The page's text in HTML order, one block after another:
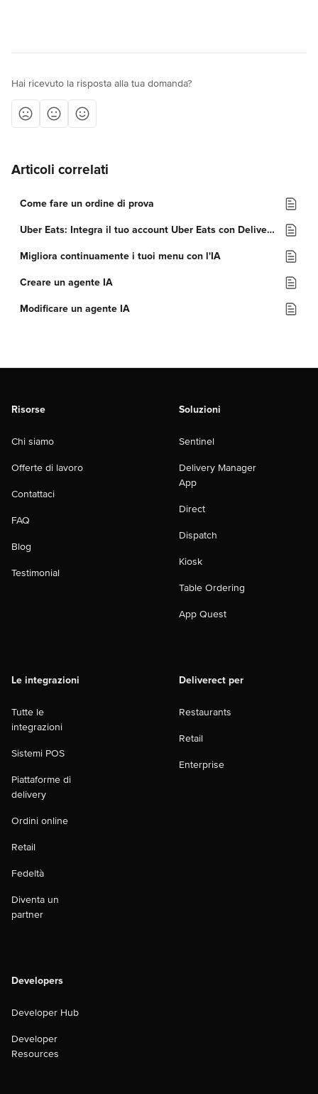
Hai ricevuto la risposta alla tua domanda?
Articoli correlati
Come fare un ordine di prova
Uber Eats: Integra il tuo account Uber Eats con Deliverect
Migliora continuamente i tuoi menu con l'IA
Creare un agente IA
Modificare un agente IA
Risorse
Chi siamo
Offerte di lavoro
Contattaci
FAQ
Blog
Testimonial
Soluzioni
Sentinel
Delivery Manager
App
Direct
Dispatch
Kiosk
Table Ordering
App Quest
Le integrazioni
Tutte le
integrazioni
Sistemi POS
Piattaforme di
delivery
Ordini online
Retail
Fedeltà
Diventa un
partner
Deliverect per
Restaurants
Retail
Enterprise
Developers
Developer Hub
Developer
Resources